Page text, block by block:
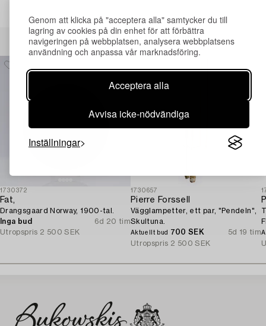
Genom att klicka på "acceptera alla" samtycker du till
lagring av cookies på din enhet för att förbättra
navigeringen på webbplatsen, analysera webbplatsens
användning och anpassa vår marknadsföring.
Acceptera alla
Avvisa icke-nödvändiga
Inställningar
Andra har även tittat på
1730372
Fat,
Drangsgaard Norway, 1900-tal.
Inga bud
6d 20 tim
Utropspris 2 500 SEK
1730657
Pierre Forssell
Vägglampetter, ett par, "Pendeln",
Skultuna.
Aktuellt bud 700 SEK
5d 19 tim
Utropspris 2 500 SEK